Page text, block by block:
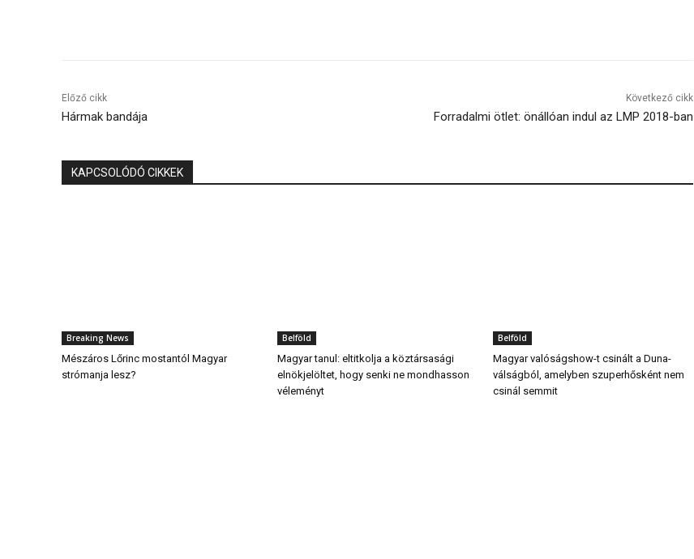
Előző cikk
Hármak bandája
Következő cikk
Forradalmi ötlet: önállóan indul az LMP 2018-ban
KAPCSOLÓDÓ CIKKEK
Breaking News
Mészáros Lőrinc mostantól Magyar
strómanja lesz?
Belföld
Magyar tanul: eltitkolja a köztársasági
elnökjelöltet, hogy senki ne mondhasson
véleményt
Belföld
Magyar valóságshow-t csinált a Duna-
válságból, amelyben szuperhősként nem
csinál semmit